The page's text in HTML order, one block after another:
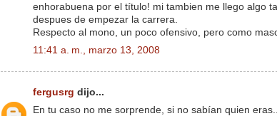
enhorabuena por el título! mi tambien me llego algo
despues de empezar la carrera.
Respecto al mono, un poco ofensivo, pero como
11:41 a. m., marzo 13, 2008
fergusrg dijo...
En tu caso no me sorprende, si no sabían quien